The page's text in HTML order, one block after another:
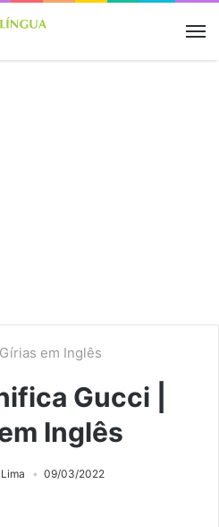
Gírias em Inglês
Gucci |
Inglês
09/03/2022